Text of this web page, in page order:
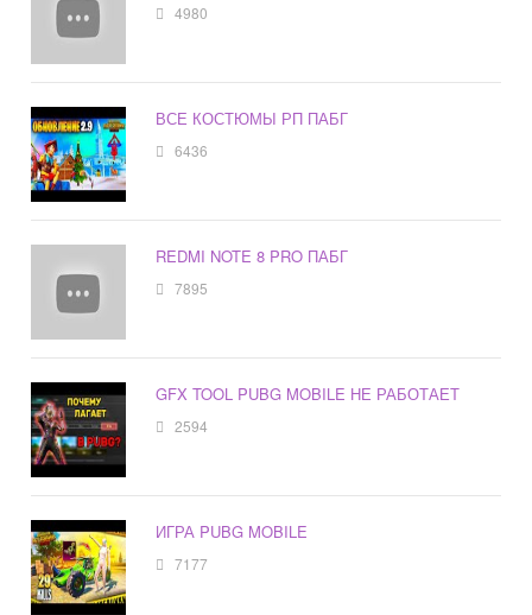
4980
ВСЕ КОСТЮМЫ РП ПАБГ
6436
REDMI NOTE 8 PRO ПАБГ
7895
GFX TOOL PUBG MOBILE НЕ РАБОТАЕТ
2594
ИГРА PUBG MOBILE
7177